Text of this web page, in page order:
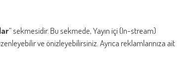
” sekmesidir. Bu sekmede, Yayın içi (In-stream)
ve önizleyebilirsiniz. Ayrıca reklamlarınıza ait